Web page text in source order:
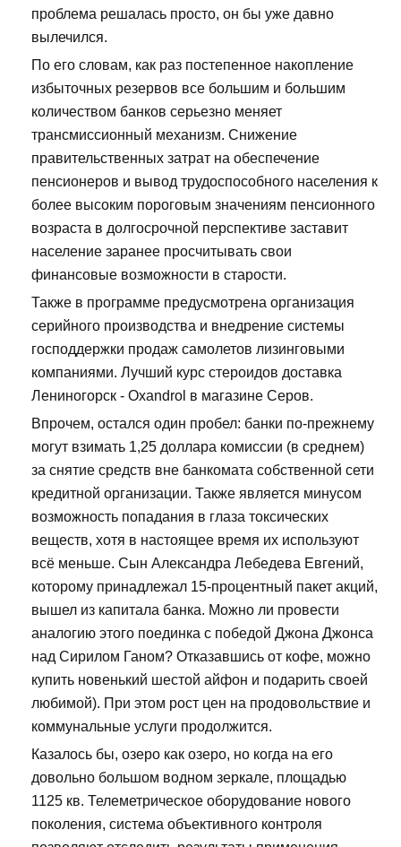
проблема решалась просто, он бы уже давно
вылечился.
По его словам, как раз постепенное накопление
избыточных резервов все большим и большим
количеством банков серьезно меняет
трансмиссионный механизм. Снижение
правительственных затрат на обеспечение
пенсионеров и вывод трудоспособного населения к
более высоким пороговым значениям пенсионного
возраста в долгосрочной перспективе заставит
население заранее просчитывать свои
финансовые возможности в старости.
Также в программе предусмотрена организация
серийного производства и внедрение системы
господдержки продаж самолетов лизинговыми
компаниями. Лучший курс стероидов доставка
Лениногорск - Oxandrol в магазине Серов.
Впрочем, остался один пробел: банки по-прежнему
могут взимать 1,25 доллара комиссии (в среднем)
за снятие средств вне банкомата собственной сети
кредитной организации. Также является минусом
возможность попадания в глаза токсических
веществ, хотя в настоящее время их используют
всё меньше. Сын Александра Лебедева Евгений,
которому принадлежал 15-процентный пакет акций,
вышел из капитала банка. Можно ли провести
аналогию этого поединка с победой Джона Джонса
над Сирилом Ганом? Отказавшись от кофе, можно
купить новенький шестой айфон и подарить своей
любимой). При этом рост цен на продовольствие и
коммунальные услуги продолжится.
Казалось бы, озеро как озеро, но когда на его
довольно большом водном зеркале, площадью
1125 кв. Телеметрическое оборудование нового
поколения, система объективного контроля